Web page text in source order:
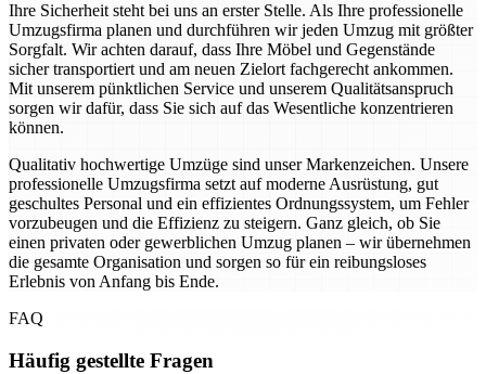
Ihre Sicherheit steht bei uns an erster Stelle. Als Ihre professionelle
Umzugsfirma planen und durchführen wir jeden Umzug mit größter
Sorgfalt. Wir achten darauf, dass Ihre Möbel und Gegenstände
sicher transportiert und am neuen Zielort fachgerecht ankommen.
Mit unserem pünktlichen Service und unserem Qualitätsanspruch
sorgen wir dafür, dass Sie sich auf das Wesentliche konzentrieren
können.
Qualitativ hochwertige Umzüge sind unser Markenzeichen. Unsere
professionelle Umzugsfirma setzt auf moderne Ausrüstung, gut
geschultes Personal und ein effizientes Ordnungssystem, um Fehler
vorzubeugen und die Effizienz zu steigern. Ganz gleich, ob Sie
einen privaten oder gewerblichen Umzug planen – wir übernehmen
die gesamte Organisation und sorgen so für ein reibungsloses
Erlebnis von Anfang bis Ende.
FAQ
Häufig gestellte Fragen